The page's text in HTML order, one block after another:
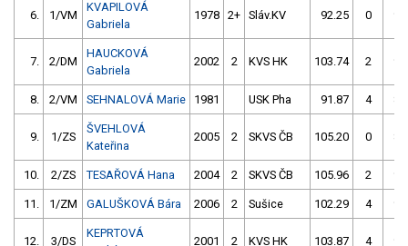
6. 1/VM
KVAPILOVÁ
Gabriela
1978 2+ Sláv.KV 92.25 0
7. 2/DM
HAUCKOVÁ
Gabriela
2002 2 KVS HK 103.74 2
8. 2/VM SEHNALOVÁ Marie 1981 USK Pha 91.87 4
9. 1/ZS
ŠVEHLOVÁ
Kateřina
2005 2 SKVS ČB 105.20 0
10. 2/ZS TESAŘOVÁ Hana 2004 2 SKVS ČB 105.96 2
11. 1/ZM GALUŠKOVÁ Bára 2006 2 Sušice 102.29 4
12. 3/DS
KEPRTOVÁ
2001 2 KVS HK 103.87 4